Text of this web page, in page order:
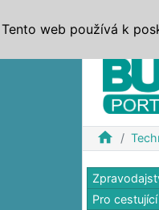
home
Pro cestující
Tento web používá k